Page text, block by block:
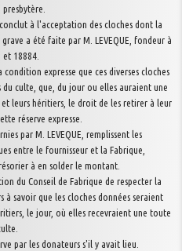
à l'acceptation des cloches dont la
a été faite par M. LEVEQUE, fondeur à
18884.
expresse que ces diverses cloches
culte, que, du jour ou elles auraient une
leurs héritiers, le droit de les retirer à leur
réserve expresse.
par M. LEVEQUE, remplissent les
entre le fournisseur et la Fabrique,
à en solder le montant.
du Conseil de Fabrique de respecter la
savoir que les cloches données seraient
le jour, où elles recevraient une toute
par les donateurs s'il y avait lieu.